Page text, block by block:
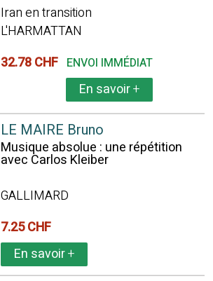
Iran en transition
L'HARMATTAN
32.78 CHF ENVOI IMMÉDIAT
En savoir+
LE MAIRE Bruno
Musique absolue : une répétition
avec Carlos Kleiber
GALLIMARD
7.25 CHF
En savoir+